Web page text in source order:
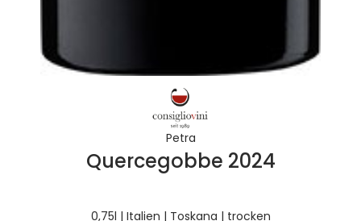
Petra
Quercegobbe 2024
0,75l | Italien | Toskana | trocken